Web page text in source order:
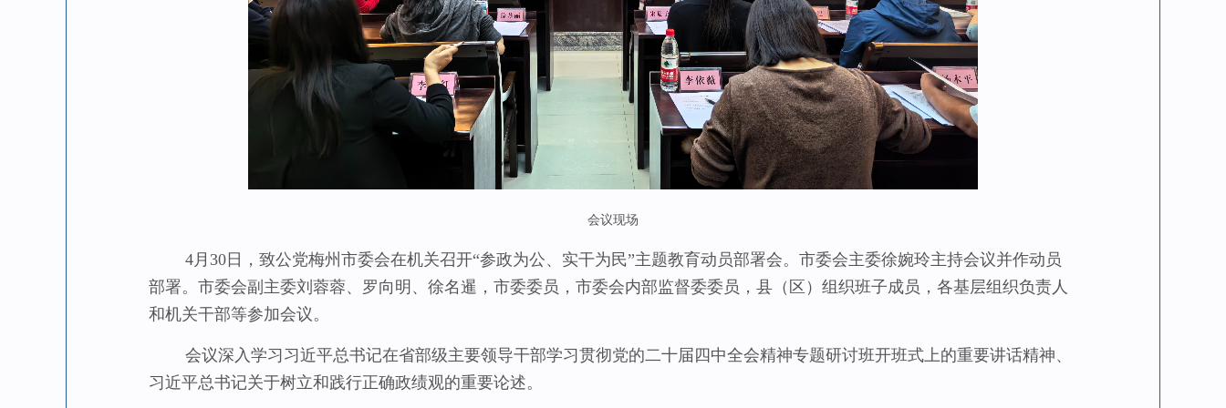
会议现场
4月30日，致公党梅州市委会在机关召开“参政为公、实干为民”主题教育动员部署会。市委会主委徐婉玲主持会议并作动员
部署。市委会副主委刘蓉蓉、罗向明、徐名暹，市委委员，市委会内部监督委委员，县（区）组织班子成员，各基层组织负责人
和机关干部等参加会议。
会议深入学习习近平总书记在省部级主要领导干部学习贯彻党的二十届四中全会精神专题研讨班开班式上的重要讲话精神、
习近平总书记关于树立和践行正确政绩观的重要论述。